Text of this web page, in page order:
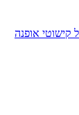
אופנה